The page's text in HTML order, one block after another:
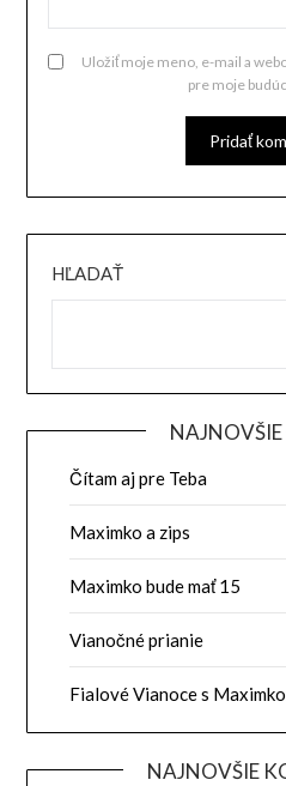
Uložiť moje meno, e-mail a
pre moje
HĽADAŤ
Čítam aj pre Teba
Maximko a zips
Maximko bude mať 15
Vianočné prianie
Fialové Vianoce s
NAJNOVŠIE